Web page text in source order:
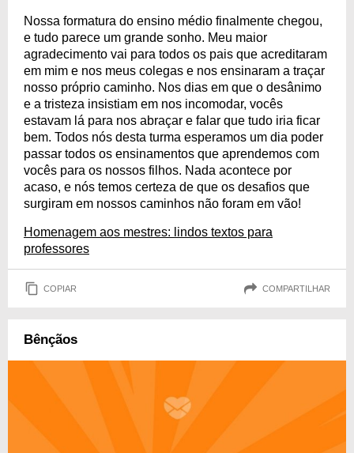
Nossa formatura do ensino médio finalmente chegou,
e tudo parece um grande sonho. Meu maior
agradecimento vai para todos os pais que acreditaram
em mim e nos meus colegas e nos ensinaram a traçar
nosso próprio caminho. Nos dias em que o desânimo
e a tristeza insistiam em nos incomodar, vocês
estavam lá para nos abraçar e falar que tudo iria ficar
bem. Todos nós desta turma esperamos um dia poder
passar todos os ensinamentos que aprendemos com
vocês para os nossos filhos. Nada acontece por
acaso, e nós temos certeza de que os desafios que
surgiram em nossos caminhos não foram em vão!
Homenagem aos mestres: lindos textos para
professores
COPIAR COMPARTILHAR
Bênçãos